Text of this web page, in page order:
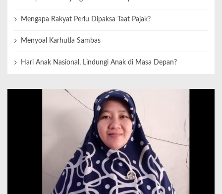
Mengapa Rakyat Perlu Dipaksa Taat Pajak?
Menyoal Karhutla Sambas
Hari Anak Nasional, Lindungi Anak di Masa Depan?